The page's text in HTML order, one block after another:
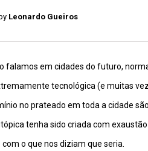
by Leonardo Gueiros
falamos em cidades do futuro,
tecnológica (e muitas
no prateado em toda a cidade
tenha sido criada com
o que nos diziam que seria.